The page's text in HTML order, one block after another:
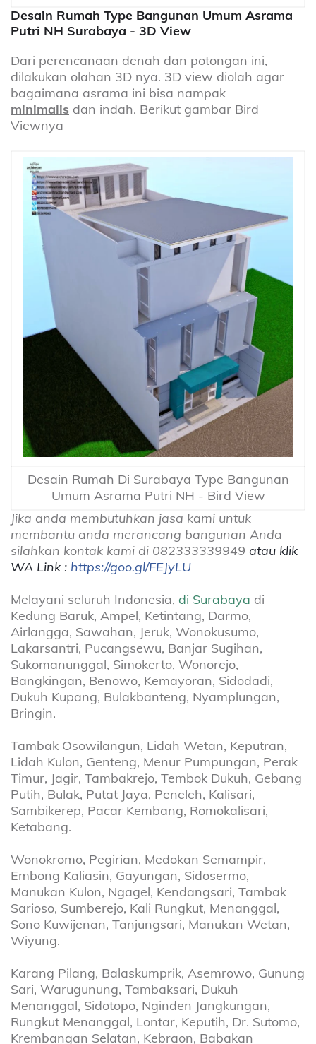
Desain Rumah Type Bangunan Umum Asrama
Putri NH Surabaya - 3D View
Dari perencanaan denah dan potongan ini,
dilakukan olahan 3D nya. 3D view diolah agar
bagaimana asrama ini bisa nampak
minimalis dan indah. Berikut gambar Bird
Viewnya
Desain Rumah Di Surabaya Type Bangunan
Umum Asrama Putri NH - Bird View
Jika anda membutuhkan jasa kami untuk
membantu anda merancang bangunan Anda
silahkan kontak kami di 082333339949 atau klik
WA Link : https://goo.gl/FEJyLU
Melayani seluruh Indonesia, di Surabaya di
Kedung Baruk, Ampel, Ketintang, Darmo,
Airlangga, Sawahan, Jeruk, Wonokusumo,
Lakarsantri, Pucangsewu, Banjar Sugihan,
Sukomanunggal, Simokerto, Wonorejo,
Bangkingan, Benowo, Kemayoran, Sidodadi,
Dukuh Kupang, Bulakbanteng, Nyamplungan,
Bringin.
Tambak Osowilangun, Lidah Wetan, Keputran,
Lidah Kulon, Genteng, Menur Pumpungan, Perak
Timur, Jagir, Tambakrejo, Tembok Dukuh, Gebang
Putih, Bulak, Putat Jaya, Peneleh, Kalisari,
Sambikerep, Pacar Kembang, Romokalisari,
Ketabang.
Wonokromo, Pegirian, Medokan Semampir,
Embong Kaliasin, Gayungan, Sidosermo,
Manukan Kulon, Ngagel, Kendangsari, Tambak
Sarioso, Sumberejo, Kali Rungkut, Menanggal,
Sono Kuwijenan, Tanjungsari, Manukan Wetan,
Wiyung.
Karang Pilang, Balaskumprik, Asemrowo, Gunung
Sari, Warugunung, Tambaksari, Dukuh
Menanggal, Sidotopo, Nginden Jangkungan,
Rungkut Menanggal, Lontar, Keputih, Dr. Sutomo,
Krembangan Selatan, Kebraon, Babakan